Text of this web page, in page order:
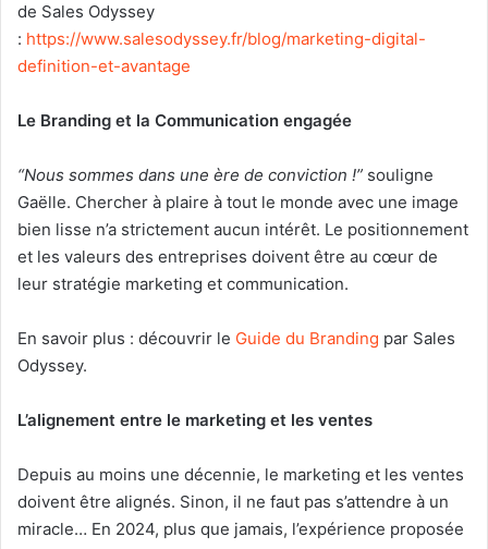
de Sales Odyssey
: https://www.salesodyssey.fr/blog/marketing-digital-
definition-et-avantage
Le Branding et la Communication engagée
“Nous sommes dans une ère de conviction !” souligne
Gaëlle. Chercher à plaire à tout le monde avec une image
bien lisse n’a strictement aucun intérêt. Le positionnement
et les valeurs des entreprises doivent être au cœur de
leur stratégie marketing et communication.
En savoir plus : découvrir le Guide du Branding par Sales
Odyssey.
L’alignement entre le marketing et les ventes
Depuis au moins une décennie, le marketing et les ventes
doivent être alignés. Sinon, il ne faut pas s’attendre à un
miracle… En 2024, plus que jamais, l’expérience proposée